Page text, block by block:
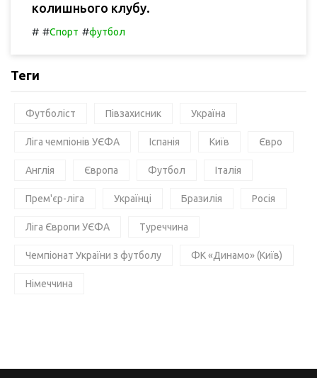
колишнього клубу.
# #Спорт #футбол
Теги
Футболіст Півзахисник Україна
Ліга чемпіонів УЄФА Іспанія Київ Євро
Англія Європа Футбол Італія
Прем'єр-ліга Українці Бразилія Росія
Ліга Європи УЄФА Туреччина
Чемпіонат України з футболу ФК «Динамо» (Київ)
Німеччина